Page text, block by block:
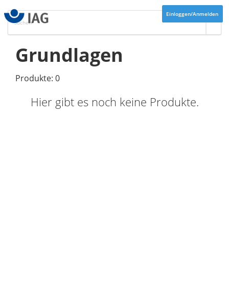
Einloggen/Anmelden
Grundlagen
Produkte: 0
Hier gibt es noch keine Produkte.